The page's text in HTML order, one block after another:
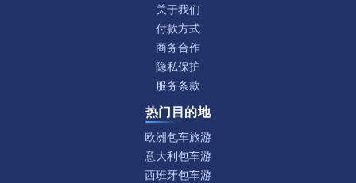
关于我们
付款方式
商务合作
隐私保护
服务条款
热门目的地
欧洲包车旅游
意大利包车游
西班牙包车游